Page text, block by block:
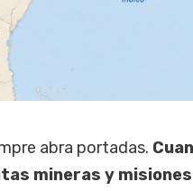
abra portadas.
mineras y misiones